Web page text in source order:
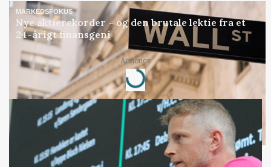
MARKEDSFOKUS
Nye aktierekorder – og den brutale lektie fra et
24-årigt finansgeni
Annonce
Loading...